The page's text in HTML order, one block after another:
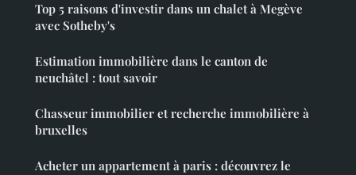
Top 5 raisons d'investir dans un chalet à Megève
avec Sotheby's
Estimation immobilière dans le canton de
neuchâtel : tout savoir
Chasseur immobilier et recherche immobilière à
bruxelles
Acheter un appartement à paris : découvrez le